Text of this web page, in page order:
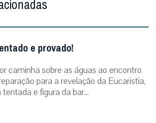
e provado!
caminha sobre as águas ao encontro
para a revelação da Eucaristia,
e figura da bar...